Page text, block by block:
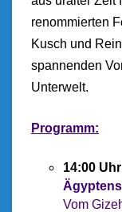
renommierten
Kusch und
spannenden
Unterwelt.
Programm:
14:00
Vom